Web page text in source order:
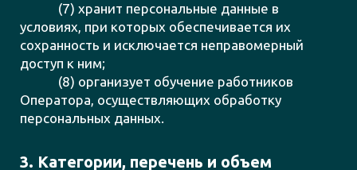
(7) хранит персональные данные в
условиях, при которых обеспечивается их
сохранность и исключается неправомерный
доступ к ним;
(8) организует обучение работников
Оператора, осуществляющих обработку
персональных данных.
3. Категории, перечень и объем